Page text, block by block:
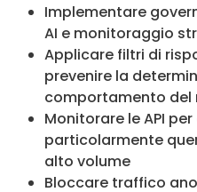
Implementare
AI e monitoraggio
Applicare filtri di
prevenire la
comportamento del
Monitorare le API
particolarmente
alto volume
Bloccare traffico